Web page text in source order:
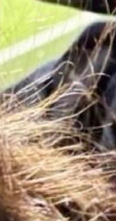
от
е
риск.
с 20
нарушения